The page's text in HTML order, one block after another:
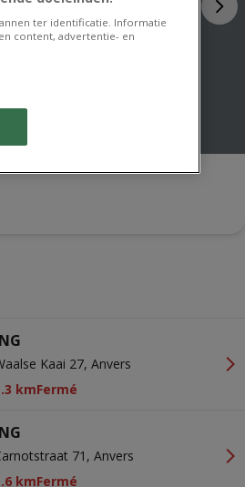
Kaai 27, Anvers
kmFermé
71, Anvers
kmFermé
ter identificatie. Informatie
content, advertentie- en